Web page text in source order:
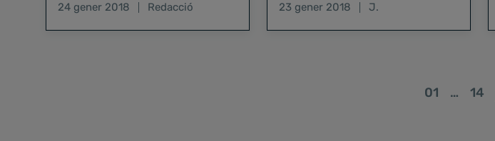
superar el rècord…
24 gener 2018 Redacció
dedicació…
23 gener 2018 J.
01 … 14